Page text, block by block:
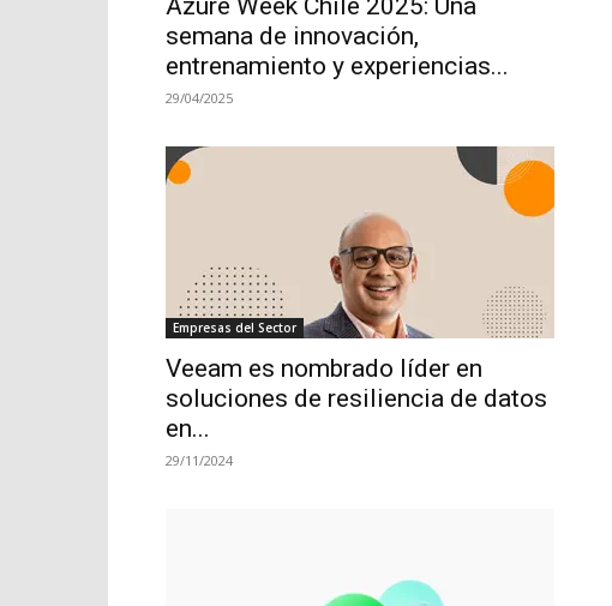
semana de innovación,
entrenamiento y experiencias...
29/04/2025
Empresas del Sector
Veeam es nombrado líder en
soluciones de resiliencia de datos
en...
29/11/2024